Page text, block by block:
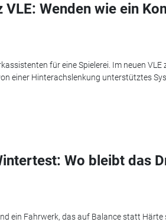
VLE: Wenden wie ein
für eine Spielerei. Im neuen VLE
einer Hinterachslenkung unterstütztes
Wo bleibt das
ein Fahrwerk, das auf Balance statt Härte